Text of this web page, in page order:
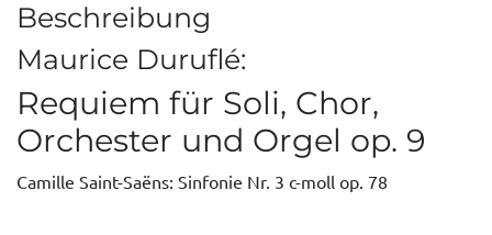
Beschreibung
Maurice Duruflé:
Requiem für Soli, Chor,
Orchester und Orgel op. 9
Camille Saint-Saëns: Sinfonie Nr. 3 c-moll op. 78